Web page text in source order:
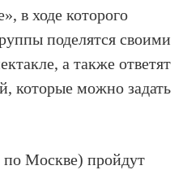
в ходе которого
поделятся своими
а также ответят
которые можно задать
по Москве) пройдут